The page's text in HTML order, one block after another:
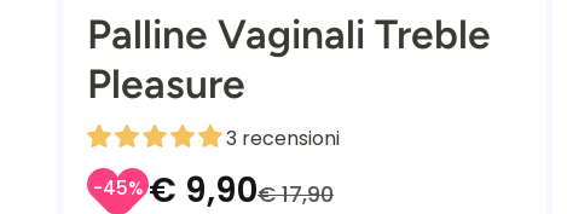
Palline Vaginali Treble
Pleasure
3 recensioni
-45% € 9,90€ 17,90